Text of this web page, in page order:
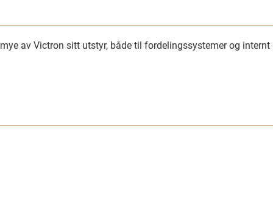
av Victron sitt utstyr, både til fordelingssystemer og internt